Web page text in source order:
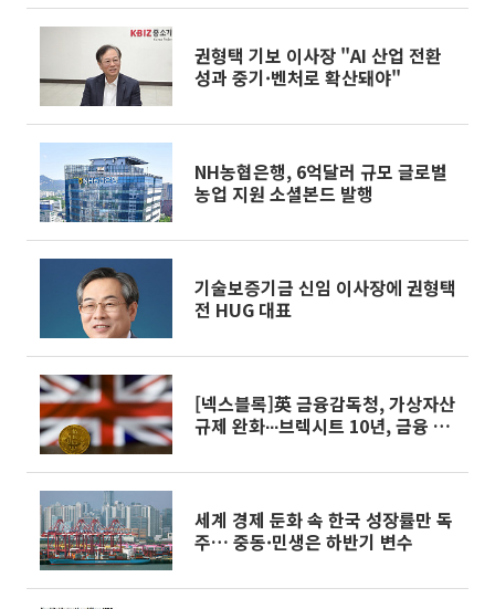
권형택 기보 이사장 "AI 산업 전환
성과 중기·벤처로 확산돼야"
NH농협은행, 6억달러 규모 글로벌
농업 지원 소셜본드 발행
기술보증기금 신임 이사장에 권형택
전 HUG 대표
[넥스블록]英 금융감독청, 가상자산
규제 완화∙∙∙브렉시트 10년, 금융 경
세계 경제 둔화 속 한국 성장률만 독
주… 중동·민생은 하반기 변수